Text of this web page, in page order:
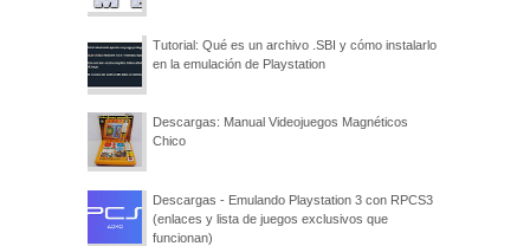
Tutorial: Qué es un archivo .SBI y cómo instalarlo
en la emulación de Playstation
Descargas: Manual Videojuegos Magnéticos
Chico
Descargas - Emulando Playstation 3 con RPCS3
(enlaces y lista de juegos exclusivos que
funcionan)